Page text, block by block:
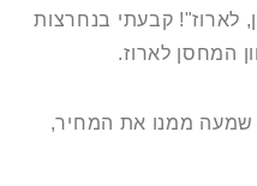
לארוז"! קבעתי בנחרצות
המחסן לארוז.
שמעה ממנו את המחיר,